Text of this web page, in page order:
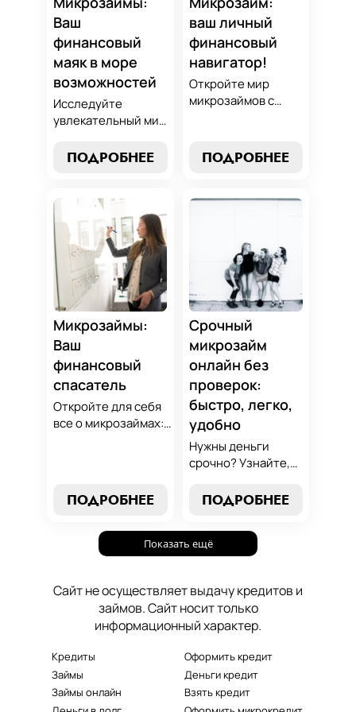
микрокредитов!
Ваш
финансовый
маяк в море
возможностей
Исследуйте
увлекательный мир
узнайте, как
вариант для ваших
нужд. Откройте
экспертные
стратегии
погашения и
сделайте
осознанный выбор,
который
поддержит вашу
финансовую
стабильность.
ПОДРОБНЕЕ
ваш личный
финансовый
навигатор!
Откройте мир
микрозаймов с
лучшие стратегии
погашения и
избежанию
финансово
грамотным с нами!
ПОДРОБНЕЕ
Микрозаймы:
Ваш
финансовый
спасатель
Откройте для себя
все о микрозаймах:
погашения. Наше
вашим надежным
помощником в мире
ПОДРОБНЕЕ
Срочный
микрозайм
онлайн без
проверок:
быстро, легко,
удобно
Нужны деньги
срочно? Узнайте,
срочный
без проверок и
длительного
проблем здесь и
сейчас.
ПОДРОБНЕЕ
Показать ещё
Сайт не осуществляет выдачу кредитов и
займов. Сайт носит только
информационный характер.
Кредиты
Займы
Займы онлайн
Оформить кредит
Деньги кредит
Взять кредит